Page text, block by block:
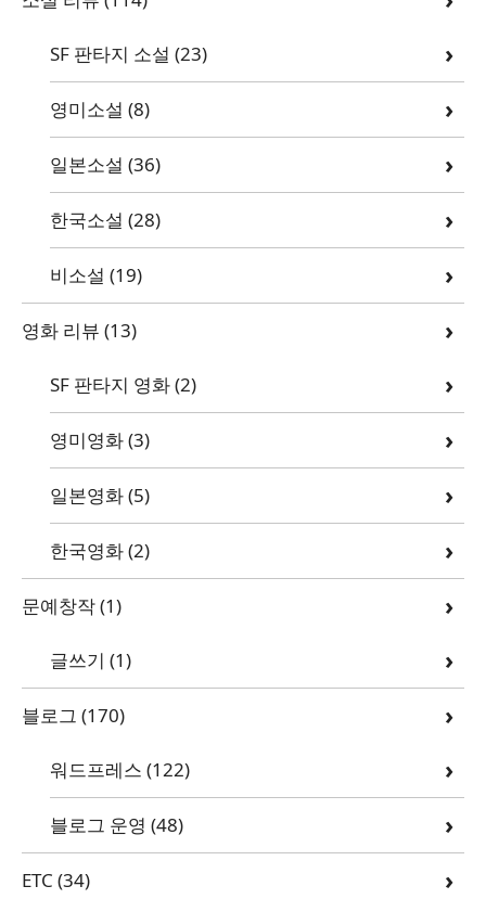
SF 판타지 소설 (23)
영미소설 (8)
일본소설 (36)
한국소설 (28)
비소설 (19)
영화 리뷰 (13)
SF 판타지 영화(2)
영미영화(3)
일본영화(5)
한국영화(2)
문예창작(1)
글쓰기 (1)
블로그 (170)
워드프레스 (122)
블로그 운영 (48)
ETC (34)